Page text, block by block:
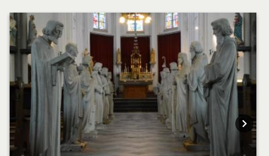
heggendoolhof is meer dan 100 jaar oud en is een van de
grootste ter wereld! De doolhof en omliggend landgoed
worden sinds de jaren tachtig beheerd door
Staatsbosbeheer. In dit gebied draagt Staatsbosbeheer
zorg voor een grote diversiteit in inheemse houtsoorten.
Wandelnetwerk
Deze TOP is startpunt 39 van het wandelnetwerk. Met de